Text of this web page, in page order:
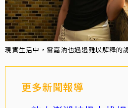
現實生活中，雷嘉汭也遇過難以解釋的
更多新聞報導